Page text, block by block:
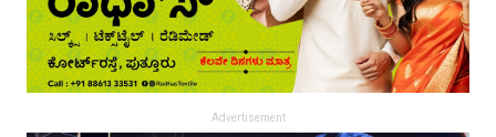
Advertisement